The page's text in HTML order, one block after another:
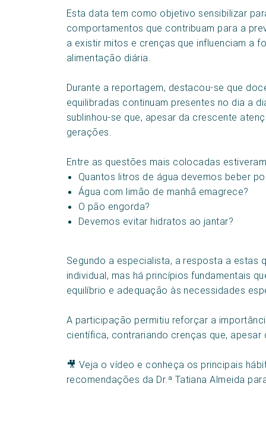
Esta data tem como objetivo sensibilizar
comportamentos que contribuam para a
a existir mitos e crenças que influenciam a
alimentação diária.
Durante a reportagem, destacou-se que
equilibradas continuam presentes no dia a
sublinhou-se que, apesar da crescente
gerações.
Entre as questões mais colocadas
Quantos litros de água devemos beber
Água com limão de manhã emagrece?
O pão engorda?
Devemos evitar hidratos ao jantar?
Segundo a especialista, a resposta a
individual, mas há princípios fundamentais
equilíbrio e adequação às necessidades
A participação permitiu reforçar a
científica, contrariando crenças que,
🎥 Veja o vídeo e conheça os principais
recomendações da Dr.ª Tatiana Almeida